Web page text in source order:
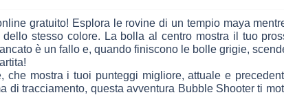
gratuito! Esplora le rovine di un tempio maya
stesso colore. La bolla al centro mostra il tuo
è un fallo e, quando finiscono le bolle grigie,
mostra i tuoi punteggi migliore, attuale e
di tracciamento, questa avventura Bubble Shooter ti